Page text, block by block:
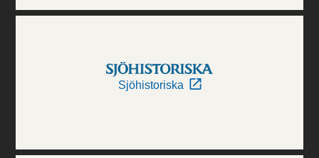
Sjöhistoriska